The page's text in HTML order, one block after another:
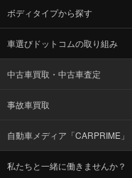
ボディタイプから探す
車選びドットコムの取り組み
中古車買取・中古車査定
事故車買取
自動車メディア「CARPRIME」
私たちと一緒に働きませんか？